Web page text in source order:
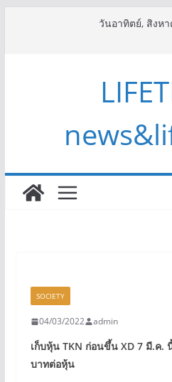
วันอาทิตย์, สิงห
SOCIETY
04/03/2022 admin
เก็บหุ้น TKN ก่อนขึ้น XD 7 มี.ค.
บาทต่อหุ้น